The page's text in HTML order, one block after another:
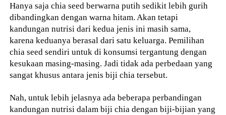
Hanya saja chia seed berwarna putih sedikit lebih gurih
dibandingkan dengan warna hitam. Akan tetapi
kandungan nutrisi dari kedua jenis ini masih sama,
karena keduanya berasal dari satu keluarga. Pemilihan
chia seed sendiri untuk di konsumsi tergantung dengan
kesukaan masing-masing. Jadi tidak ada perbedaan yang
sangat khusus antara jenis biji chia tersebut.
Nah, untuk lebih jelasnya ada beberapa perbandingan
kandungan nutrisi dalam biji chia dengan biji-bijian yang